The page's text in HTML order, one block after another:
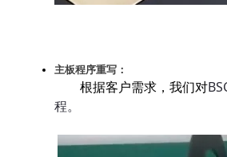
主板程序重写：
根据客户需求，我们对
程。